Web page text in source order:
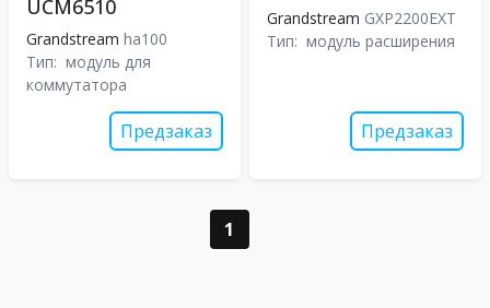
UCM6510
Grandstream ha100
Тип: модуль для
коммутатора
Предзаказ
Grandstream GXP2200EXT
Тип: модуль расширения
Предзаказ
1